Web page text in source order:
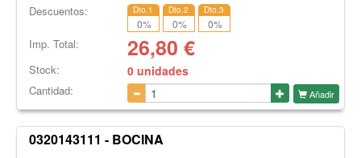
Descuentos:
Dto.1
0%
Dto.2
0%
Dto.3
0%
Imp. Total: 26,80 €
Stock: 0 unidades
Cantidad: Añadir
0320143111 - BOCINA